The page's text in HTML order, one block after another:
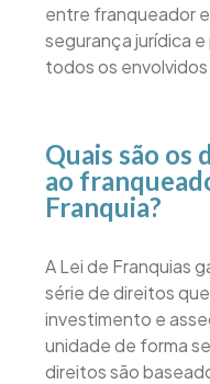
entre franqueador
segurança jurídica
todos os
Quais são os
ao
Franquia?
A Lei de Franquias
série de direitos
investimento e
unidade de forma
direitos são